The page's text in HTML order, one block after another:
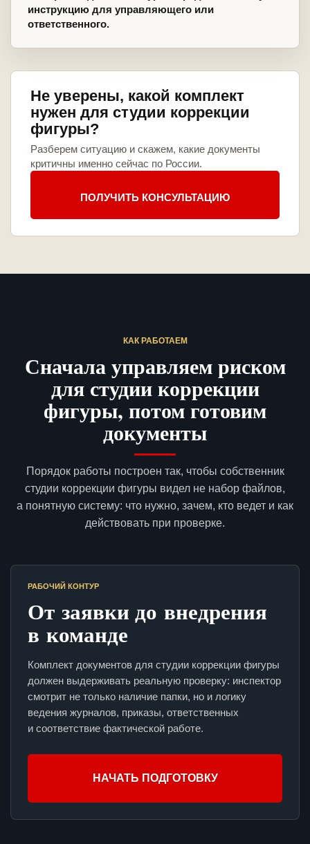
инструкцию для управляющего или
ответственного.
Не уверены, какой комплект
нужен для студии коррекции
фигуры?
Разберем ситуацию и скажем, какие документы
критичны именно сейчас по России.
ПОЛУЧИТЬ КОНСУЛЬТАЦИЮ
КАК РАБОТАЕМ
Сначала управляем риском
для студии коррекции
фигуры, потом готовим
документы
Порядок работы построен так, чтобы собственник
студии коррекции фигуры видел не набор файлов,
а понятную систему: что нужно, зачем, кто ведет и как
действовать при проверке.
РАБОЧИЙ КОНТУР
От заявки до внедрения
в команде
Комплект документов для студии коррекции фигуры
должен выдерживать реальную проверку: инспектор
смотрит не только наличие папки, но и логику
ведения журналов, приказы, ответственных
и соответствие фактической работе.
НАЧАТЬ ПОДГОТОВКУ